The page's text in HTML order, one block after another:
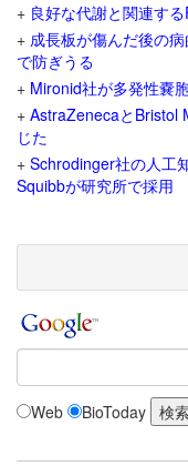
+ 良好な代謝と関連す
+ 成長板が傷んだ後の
で防ぎうる
+ Mironid社が多発性嚢
+ AstraZenecaとBristol
じた
+ Schrodinger社の人工
Squibbが研究所で採用
Web BioToday